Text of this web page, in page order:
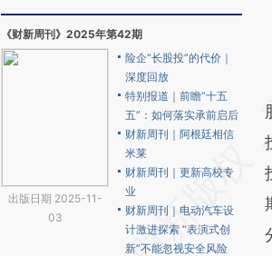
《财新周刊》2025年第42期
出版日期 2025-11-
03
险企“长股投”的代价｜
深度回放
特别报道｜前瞻“十五
五”：如何落实承前启后
财新周刊｜阿根廷相信
米莱
财新周刊｜更新高校专
业
财新周刊｜电动汽车设
计激进探索 “表演式创
新”不能忽视安全风险